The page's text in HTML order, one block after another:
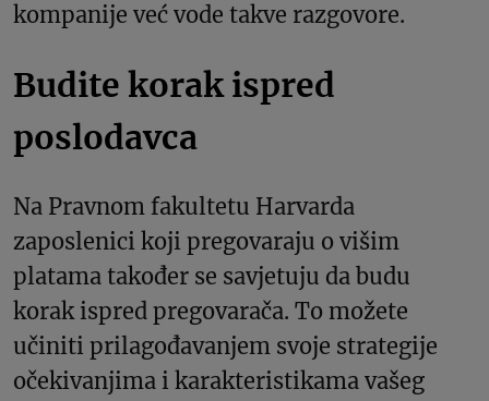
kompanije već vode takve razgovore.
Budite korak ispred
poslodavca
Na Pravnom fakultetu Harvarda
zaposlenici koji pregovaraju o višim
platama također se savjetuju da budu
korak ispred pregovarača. To možete
učiniti prilagođavanjem svoje strategije
očekivanjima i karakteristikama vašeg